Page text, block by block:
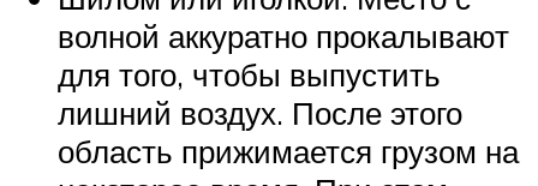
волной аккуратно прокалывают
для того, чтобы выпустить
лишний воздух. После этого
область прижимается грузом на